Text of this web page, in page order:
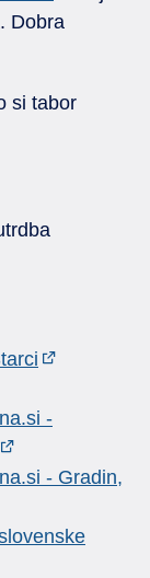
Dobra
si tabor
-
- Gradin,